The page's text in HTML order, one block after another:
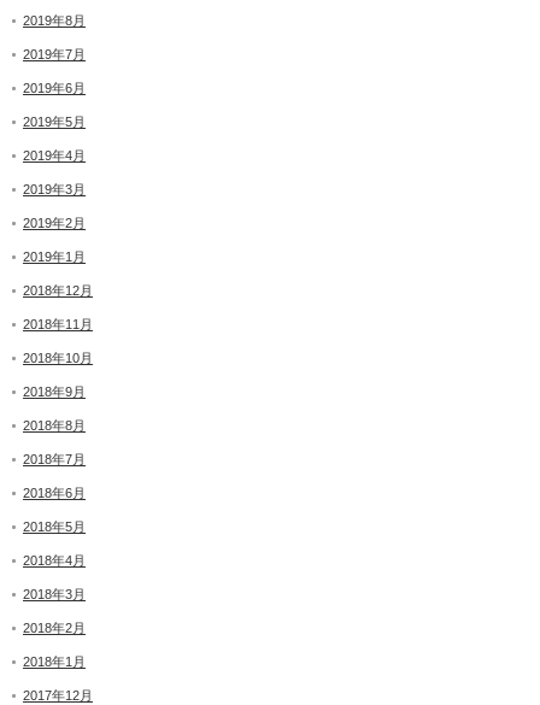
2019年8月
2019年7月
2019年6月
2019年5月
2019年4月
2019年3月
2019年2月
2019年1月
2018年12月
2018年11月
2018年10月
2018年9月
2018年8月
2018年7月
2018年6月
2018年5月
2018年4月
2018年3月
2018年2月
2018年1月
2017年12月